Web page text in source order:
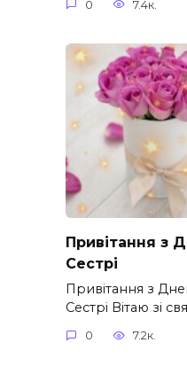
0 7.4к.
Привітання з
Сестрі
Привітання з
Сестрі Вітаю зі
0 7.2к.